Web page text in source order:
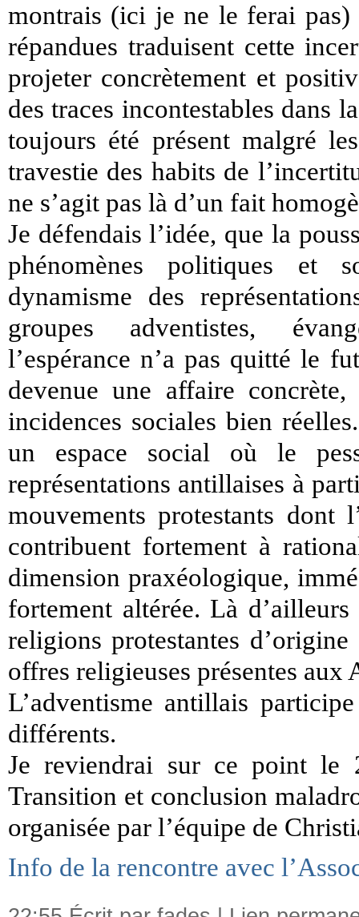
montrais (ici je ne le ferai pas)
répandues traduisent cette
projeter concrètement et
des traces incontestables dans
toujours été présent malgré
travestie des habits de
ne s’agit pas là d’un fait
Je défendais l’idée, que la
phénomènes politiques et
dynamisme des
groupes adventistes,
l’espérance n’a pas quitté le
devenue une affaire
incidences sociales bien
un espace social où le
représentations antillaises à
mouvements protestants dont
contribuent fortement à
dimension praxéologique,
fortement altérée. Là
religions protestantes
offres religieuses présentes aux
L’adventisme antillais
différents.
Je reviendrai sur ce point le
Transition et conclusion
organisée par l’équipe de
Info de la rencontre avec